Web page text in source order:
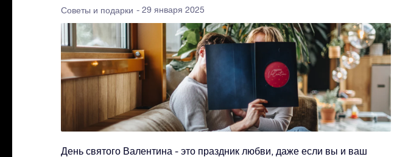
Советы и подарки - 29 января 2025
День святого Валентина - это праздник любви, даже если вы и ваш